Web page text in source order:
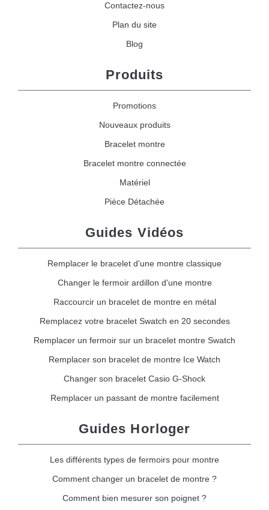
Contactez-nous
Plan du site
Blog
Produits
Promotions
Nouveaux produits
Bracelet montre
Bracelet montre connectée
Matériel
Pièce Détachée
Guides Vidéos
Remplacer le bracelet d'une montre classique
Changer le fermoir ardillon d'une montre
Raccourcir un bracelet de montre en métal
Remplacez votre bracelet Swatch en 20 secondes
Remplacer un fermoir sur un bracelet montre Swatch
Remplacer son bracelet de montre Ice Watch
Changer son bracelet Casio G-Shock
Remplacer un passant de montre facilement
Guides Horloger
Les différents types de fermoirs pour montre
Comment changer un bracelet de montre ?
Comment bien mesurer son poignet ?